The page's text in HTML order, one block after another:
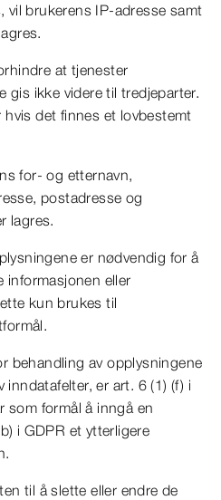
vil brukerens IP-adresse samt
at tjenester
gis ikke videre til tredjeparter.
det finnes et lovbestemt
for- og etternavn,
postadresse og
lagres.
er nødvendig for å
informasjonen eller
kun brukes til
behandling av opplysningene
er art. 6 (1) (f) i
som formål å inngå en
i GDPR et ytterligere
til å slette eller endre de